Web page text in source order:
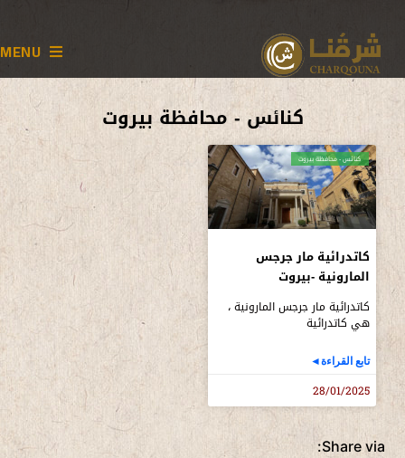
MENU
كنائس - محافظة بيروت
كنائس - محافظة بيروت
كاتدرائية مار جرجس
المارونية -بيروت
كاتدرائية مار جرجس المارونية ،
هي كاتدرائية
تابع القراءة◄
28/01/2025
Share via: